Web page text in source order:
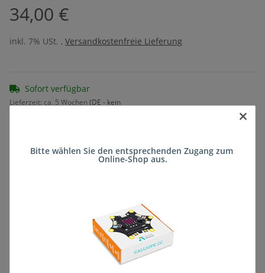
34,00 €
inkl. 7% USt. , Versandkostenfreie Lieferung
Sofort verfügbar
Lieferzeit: ca. 5 Wochen(DE - kein
Frage zum Artikel
×
Bitte wählen Sie den entsprechenden Zugang zum
Online-Shop aus.